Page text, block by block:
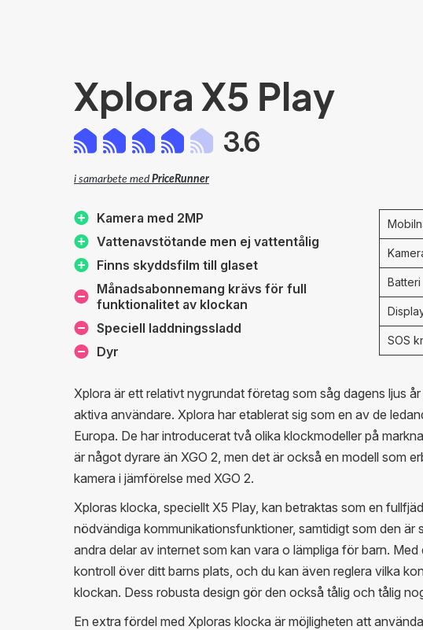
Xplora X5 Play
3.6
i samarbete med PriceRunner
Kamera med 2MP
Vattenavstötande men ej vattentålig
Finns skyddsfilm till glaset
Månadsabonnemang krävs för full
funktionalitet av klockan
Speciell laddningssladd
Dyr
Batteri
SOS
Xplora är ett relativt nygrundat företag som såg dagens ljus
aktiva användare. Xplora har etablerat sig som en av de
Europa. De har introducerat två olika klockmodeller på
är något dyrare än XGO 2, men det är också en modell som
kamera i jämförelse med XGO 2.
Xploras klocka, speciellt X5 Play, kan betraktas som en
nödvändiga kommunikationsfunktioner, samtidigt som den
andra delar av internet som kan vara o lämpliga för barn.
kontroll över ditt barns plats, och du kan även reglera vilka
klockan. Dess robusta design gör den också tålig och tålig
En extra fördel med Xploras klocka är möjligheten att